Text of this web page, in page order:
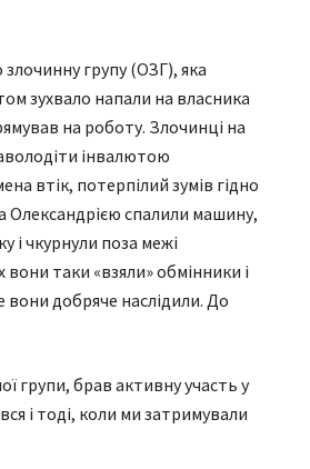
злочинну групу (ОЗГ), яка
зухвало напали на власника
на роботу. Злочинці на
інвалютою
втік, потерпілий зумів гідно
Олександрією спалили машину,
і чкурнули поза межі
таки «взяли» обмінники і
вони добряче наслідили. До
групи, брав активну участь у
і тоді, коли ми затримували